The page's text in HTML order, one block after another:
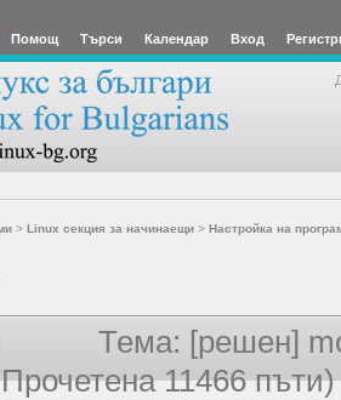
Помощ Търси Календар Вход
> Linux секция за начинаещи> Настройка на
Тема: [решен]
11466 пъти)